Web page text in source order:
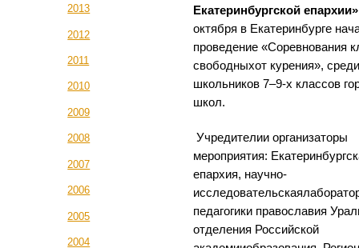
2013
2012
2011
2010
2009
2008
2007
2006
2005
2004
Екатеринбургской
октября в Екатеринбурге
проведение «Соревнования
свободныхот курения»,
школьников 7–9-х классов
школ.
Учредителии организаторы
мероприятия:
епархия, научно-
педагогики православия
отделения Российской